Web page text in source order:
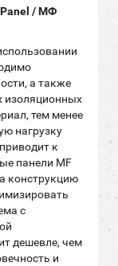
/ МФ
а также
изоляционных
тем менее
нагрузку
к
панели MF
конструкцию
с
дешевле, чем
и